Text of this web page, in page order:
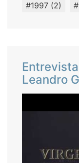
#1997 (2)
Leandro